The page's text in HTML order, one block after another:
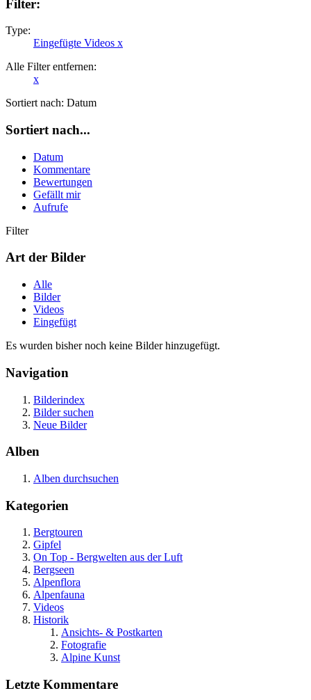
Filter:
Type:
Eingefügte Videos x
Alle Filter entfernen:
x
Sortiert nach: Datum
Sortiert nach...
Datum
Kommentare
Bewertungen
Gefällt mir
Aufrufe
Filter
Art der Bilder
Alle
Bilder
Videos
Eingefügt
Es wurden bisher noch keine Bilder hinzugefügt.
Navigation
Bilderindex
Bilder suchen
Neue Bilder
Alben
Alben durchsuchen
Kategorien
Bergtouren
Gipfel
On Top - Bergwelten aus der Luft
Bergseen
Alpenflora
Alpenfauna
Videos
Historik
Ansichts- & Postkarten
Fotografie
Alpine Kunst
Letzte Kommentare